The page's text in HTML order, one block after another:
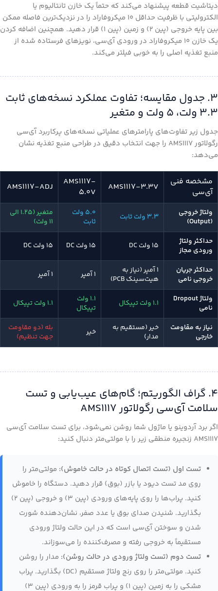
دیتاشیت قطعه پیشنهاد می‌کند که حتماً یک خازن تانتالیوم یا
الکترولیتی با ظرفیت حداقل ۱۰ میکروفاراد را در نزدیک‌ترین فاصله ممکن
بین پایه خروجی (پین ۲) و زمین (پین ۱) قرار دهید. همچنین اضافه کردن
یک خازن ۱۰ میکروفاراد در ورودی آی‌سی، نویزهای فرستاده شده از
منبع تغذیه اصلی را به خوبی فیلتر می‌کند.
۳. جدول مقایسه؛ تفاوت عملکرد نسخه‌های ثابت
۳.۳ ولت، ۵ ولت و متغیر
جدول زیر تفاوت‌های پارامترهای عملیاتی نسخه‌های پرکاربرد آی‌سی
رگولاتور AMS1117 را جهت انتخاب دقیق در طراحی منبع تغذیه نشان
می‌دهد:
مشخصه فنی
آی‌سی
AMS1117-3.3V
AMS1117-
5.0V
AMS1117-ADJ
ولتاژ خروجی
(Output)
۳.۳ ولت ثابت
۵.۰ ولت
ثابت
متغیر (۱.۲۵ الی
۱۱ ولت)
حداکثر ولتاژ
ورودی مجاز
۱۵ ولت DC ۱۵ ولت DC ۱۵ ولت DC
حداکثر جریان
خروجی نامی
۱ آمپر (نیاز به
هیت‌سینک PCB)
۱ آمپر ۱ آمپر
ولتاژ Dropout
نامی
۱.۱ ولت تپیکال
۱.۱ ولت
تپیکال
۱.۱ ولت تپیکال
نیاز به مقاومت
خارجی
خیر (مستقیم به
مدار)
خیر
بله (دو مقاومت
جهت تنظیم)
۴. گراف الگوریتم؛ گام‌های عیب‌یابی و تست
سلامت آی‌سی رگولاتور AMS1117
اگر برد آردوینو یا ماژول شما روشن نمی‌شود، برای تست سلامت آی‌سی
AMS1117 زنجیره منطقی زیر را با مولتی‌متر دنبال کنید:
تست اول (تست اتصال کوتاه در حالت خاموش): مولتی‌متر را
روی مد تست دیود یا بازر (بوق) قرار دهید. دستگاه را خاموش
کنید. پراب‌ها را روی پایه‌های ورودی (پین ۳) و خروجی (پین ۲)
بگذارید. شنیدن صدای بوق یا عدد صفر، نشان‌دهنده شورت
شدن و سوختن آی‌سی است که در این حالت ولتاژ ورودی
مستقیماً به خروجی رفته و مصرف‌کننده را می‌سوزاند.
تست دوم (تست ولتاژ ورودی در حالت روشن): مدار را روشن
کنید. مولتی‌متر را روی رنج ولتاژ مستقیم (DC) بگذارید. پراب
مشکی را به زمین (پین ۱) و پراب قرمز را به ورودی (پین ۳)